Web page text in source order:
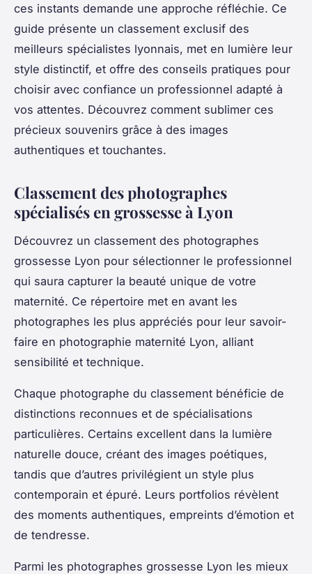
ces instants demande une approche réfléchie. Ce
guide présente un classement exclusif des
meilleurs spécialistes lyonnais, met en lumière leur
style distinctif, et offre des conseils pratiques pour
choisir avec confiance un professionnel adapté à
vos attentes. Découvrez comment sublimer ces
précieux souvenirs grâce à des images
authentiques et touchantes.
Classement des photographes
spécialisés en grossesse à Lyon
Découvrez un classement des photographes
grossesse Lyon pour sélectionner le professionnel
qui saura capturer la beauté unique de votre
maternité. Ce répertoire met en avant les
photographes les plus appréciés pour leur savoir-
faire en photographie maternité Lyon, alliant
sensibilité et technique.
Chaque photographe du classement bénéficie de
distinctions reconnues et de spécialisations
particulières. Certains excellent dans la lumière
naturelle douce, créant des images poétiques,
tandis que d’autres privilégient un style plus
contemporain et épuré. Leurs portfolios révèlent
des moments authentiques, empreints d’émotion et
de tendresse.
Parmi les photographes grossesse Lyon les mieux